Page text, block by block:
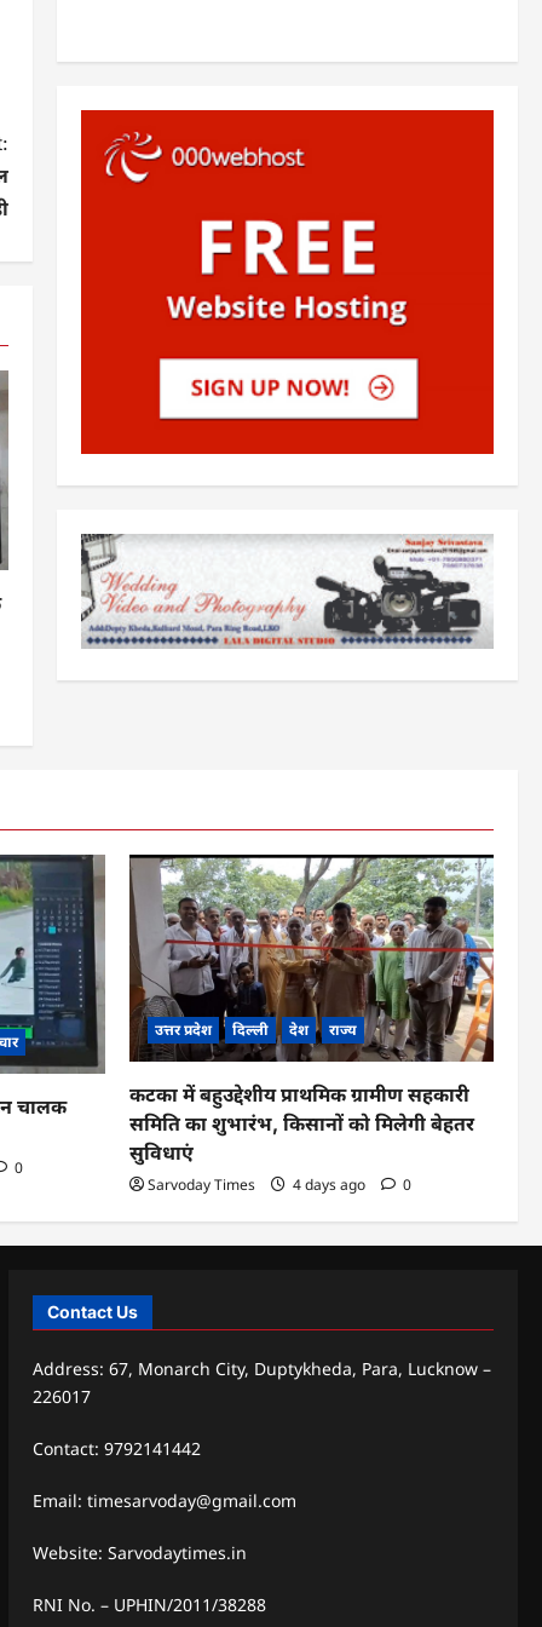
चालक
0
उत्तर प्रदेश दिल्ली देश राज्य
कटका में बहुउद्देशीय प्राथमिक ग्रामीण सहकारी
समिति का शुभारंभ, किसानों को मिलेगी बेहतर
सुविधाएं
Sarvoday Times 4 days ago 0
Contact Us
Address: 67, Monarch City, Duptykheda, Para, Lucknow –
226017
Contact: 9792141442
Email: timesarvoday@gmail.com
Website: Sarvodaytimes.in
RNI No. – UPHIN/2011/38288